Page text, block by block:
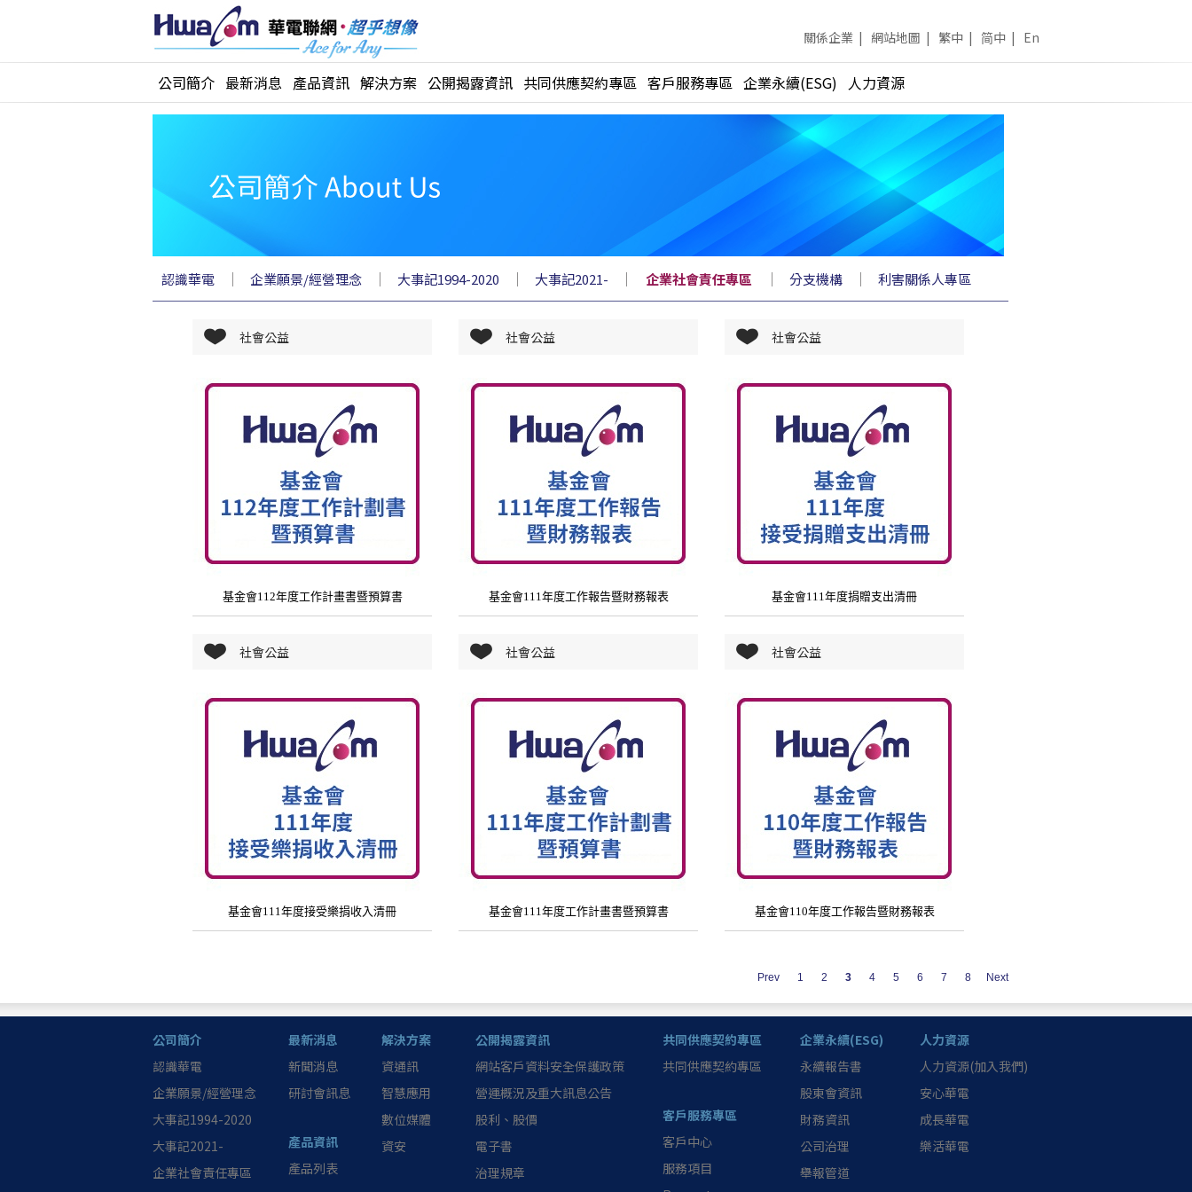
關係企業 | 網站地圖 | 繁中 | 简中 | En
公司簡介 最新消息 產品資訊 解決方案 公開揭露資訊 共同供應契約專區 客戶服務專區 企業永續(ESG) 人力資源
認識華電 ｜ 企業願景/經營理念 ｜ 大事記1994-2020 ｜ 大事記2021- ｜ 企業社會責任專區 ｜ 分支機構 ｜ 利害關係人專區
社會公益
基金會112年度工作計畫書暨預算書
社會公益
基金會111年度工作報告暨財務報表
社會公益
基金會111年度捐贈支出清冊
社會公益
基金會111年度接受樂捐收入清冊
社會公益
基金會111年度工作計畫書暨預算書
社會公益
基金會110年度工作報告暨財務報表
Prev 1 2 3 4 5 6 7 8 Next
公司簡介
認識華電
企業願景/經營理念
大事記1994-2020
大事記2021-
企業社會責任專區
最新消息
新聞消息
研討會訊息
產品資訊
產品列表
解決方案
資通訊
智慧應用
數位媒體
資安
公開揭露資訊
網站客戶資料安全保護政策
營運概況及重大訊息公告
股利、股價
電子書
治理規章
共同供應契約專區
共同供應契約專區
客戶服務專區
客戶中心
服務項目
企業永續(ESG)
永續報告書
股東會資訊
財務資訊
公司治理
舉報管道
人力資源
人力資源(加入我們)
安心華電
成長華電
樂活華電